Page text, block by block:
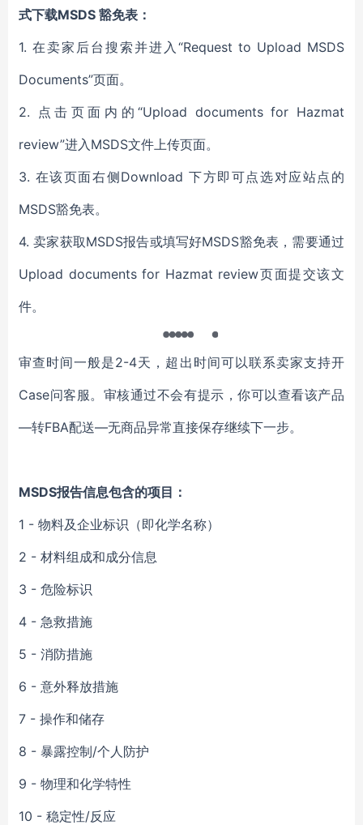
式下载MSDS 豁免表：
1. 在卖家后台搜索并进入“Request to Upload MSDS
Documents”页面。
2. 点击页面内的“Upload documents for Hazmat
review”进入MSDS文件上传页面。
3. 在该页面右侧Download 下方即可点选对应站点的
MSDS豁免表。
4. 卖家获取MSDS报告或填写好MSDS豁免表，需要通过
Upload documents for Hazmat review页面提交该文
件。
审查时间一般是2-4天，超出时间可以联系卖家支持开
Case问客服。审核通过不会有提示，你可以查看该产品
—转FBA配送—无商品异常直接保存继续下一步。
MSDS报告信息包含的项目：
1 - 物料及企业标识（即化学名称）
2 - 材料组成和成分信息
3 - 危险标识
4 - 急救措施
5 - 消防措施
6 - 意外释放措施
7 - 操作和储存
8 - 暴露控制/个人防护
9 - 物理和化学特性
10 - 稳定性/反应